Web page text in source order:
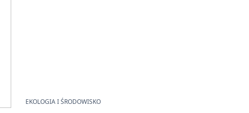
EKOLOGIA I ŚRODOWISKO